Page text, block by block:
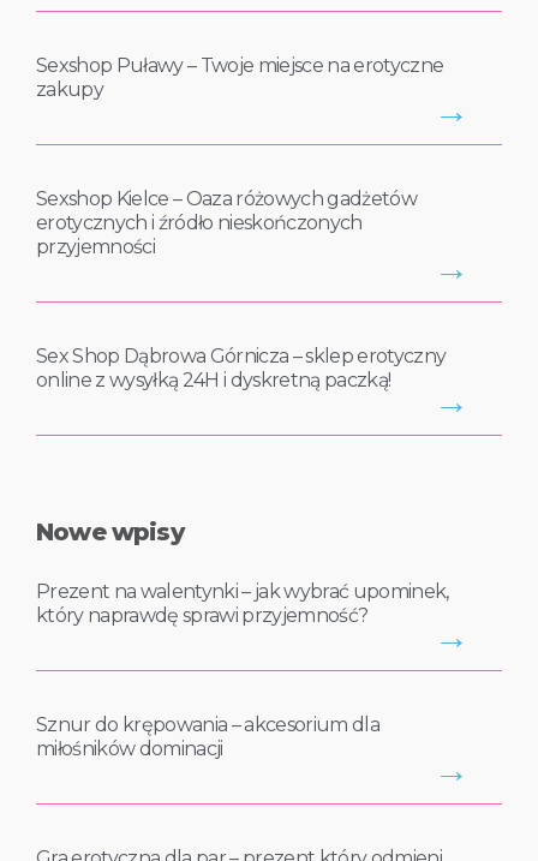
Sexshop Puławy – Twoje miejsce na erotyczne
zakupy
→
Sexshop Kielce – Oaza różowych gadżetów
erotycznych i źródło nieskończonych
przyjemności
→
Sex Shop Dąbrowa Górnicza – sklep erotyczny
online z wysyłką 24H i dyskretną paczką!
→
Nowe wpisy
Prezent na walentynki – jak wybrać upominek,
który naprawdę sprawi przyjemność?
→
Sznur do krępowania – akcesorium dla
miłośników dominacji
→